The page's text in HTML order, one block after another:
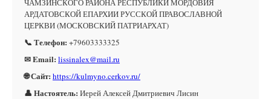
ЧАМЗИНСКОГО РАЙОНА РЕСПУБЛИКИ МОРДОВИЯ
АРДАТОВСКОЙ ЕПАРХИИ РУССКОЙ ПРАВОСЛАВНОЙ
ЦЕРКВИ (МОСКОВСКИЙ ПАТРИАРХАТ)
📞 Телефон: +79603333325
✉ Email: lissinalex@mail.ru
🌐 Сайт: https://kulmyno.cerkov.ru/
👤 Настоятель: Иерей Алексей Дмитриевич Лисин